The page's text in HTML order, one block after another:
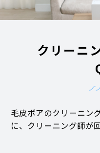
クリーニ
毛皮ボアのクリーニン
に、クリーニング師が